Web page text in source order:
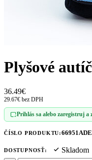
Plyšové
36.49€
29.67€ bez DPH
Prihlás sa alebo zaregistruj
ČÍSLO PRODUKTU:
DOSTUPNOSŤ: Skladom